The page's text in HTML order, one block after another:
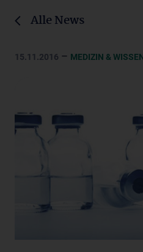
Alle News
15.11.2016 – MEDIZIN &